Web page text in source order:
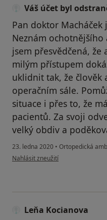
Váš účet byl
Pan doktor
Neznám
jsem přesvědčená, že
milým přístupem
uklidnit tak, že člověk
operačním sále.
situace i přes to, že
pacientů. Za svoji
velký obdiv a
23. ledna 2020 • Ortopedická
podle názoru uživatele Váš účet
Nahlásit zneužití
Leňa Kocianova